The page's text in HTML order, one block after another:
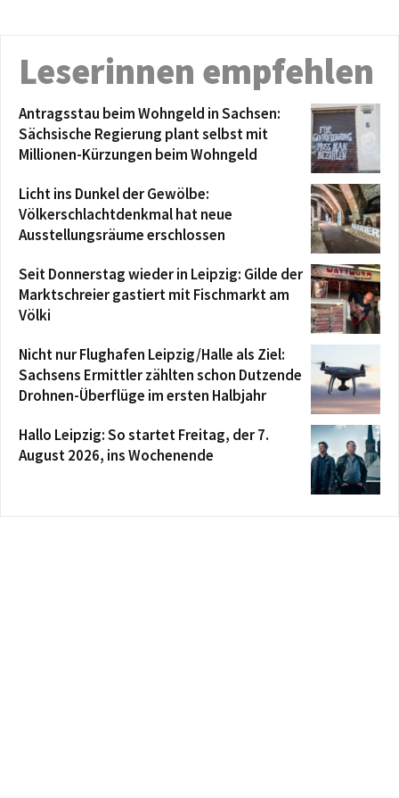
Leserinnen empfehlen
Antragsstau beim Wohngeld in Sachsen:
Sächsische Regierung plant selbst mit
Millionen-Kürzungen beim Wohngeld
Licht ins Dunkel der Gewölbe:
Völkerschlachtdenkmal hat neue
Ausstellungsräume erschlossen
Seit Donnerstag wieder in Leipzig: Gilde der
Marktschreier gastiert mit Fischmarkt am
Völki
Nicht nur Flughafen Leipzig/Halle als Ziel:
Sachsens Ermittler zählten schon Dutzende
Drohnen-Überflüge im ersten Halbjahr
Hallo Leipzig: So startet Freitag, der 7.
August 2026, ins Wochenende